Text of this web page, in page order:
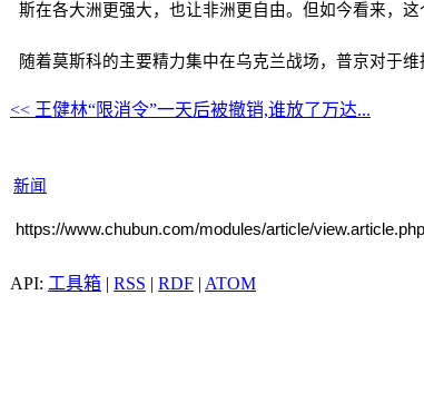
斯在各大洲更强大，也让非洲更自由。但如今看来，
随着莫斯科的主要精力集中在乌克兰战场，普京对于
<< 王健林“限消令”一天后被撤销,谁放了万达...
新闻
https://www.chubun.com/modules/article/
工具箱 | RSS | RDF | ATOM